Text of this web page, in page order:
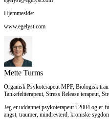
Hjemmeside:
www.egelyst.com
Mette Turms
Organisk Psykoterapeut MPF, Biologisk
Tankefeltterapeut, Stress Release terapeut,
Jeg er uddannet psykoterapeut i 2004 og er
angst, traumer, mindreværd, kroniske